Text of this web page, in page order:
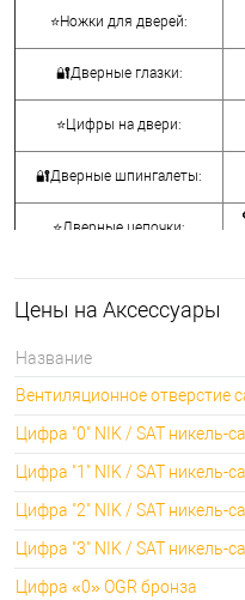
⭐Ножки для дверей:
🔐Дверные глазки:
⭐Цифры на двери:
🔐Дверные шпингалеты:
⭐Дверные цепочки:
🔐Засовы для дверей:
для дверей:
Цены на Аксессуары
Название
Вентиляционное отверстие
Цифра "0" NIK / SAT никель-
Цифра "1" NIK / SAT никель-
Цифра "2" NIK / SAT никель-
Цифра "3" NIK / SAT никель-
Цифра «0» OGR бронза